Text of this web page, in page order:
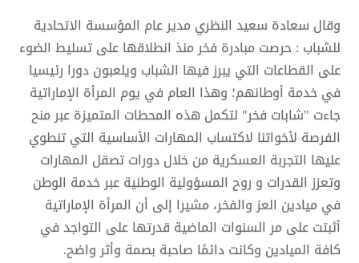
وقال سعادة سعيد النظري مدير عام المؤسسة الاتحادية
للشباب : حرصت مبادرة فخر منذ انطلاقها على تسليط الضوء
على القطاعات التي يبرز فيها الشباب ويلعبون دورا رئيسيا
في خدمة أوطانهم؛ وهذا العام في يوم المرأة الإماراتية
جاءت "شابات فخر" لتكمل هذه المحطات المتميزة عبر منح
الفرصة لأخواتنا لاكتساب المهارات الأساسية التي تنطوي
عليها التجربة العسكرية من خلال دورات تصقل المهارات
وتعزز القدرات و روح المسؤولية الوطنية عبر خدمة الوطن
في ميادين العز والفخر، مشيرا إلى أن المرأة الإماراتية
أثبتت على مر السنوات الماضية قدرتها على التواجد في
كافة الميادين وكانت دائمًا صاحبة بصمة وأثر واضح.